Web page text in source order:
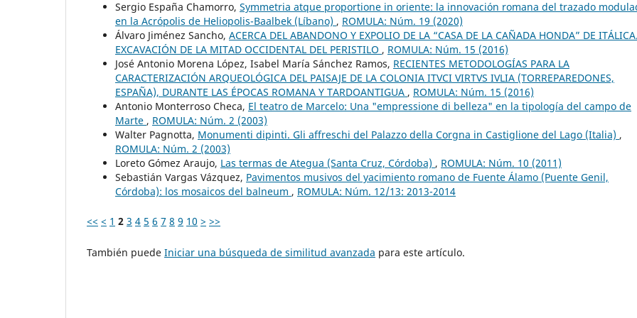
Sergio España Chamorro, Symmetria atque proportione in oriente: la innovación romana del trazado
en la Acrópolis de Heliopolis-Baalbek (Líbano) , ROMULA: Núm. 19 (2020)
Álvaro Jiménez Sancho, ACERCA DEL ABANDONO Y EXPOLIO DE LA “CASA DE LA CAÑADA HONDA” DE
EXCAVACIÓN DE LA MITAD OCCIDENTAL DEL PERISTILO , ROMULA: Núm. 15 (2016)
José Antonio Morena López, Isabel María Sánchez Ramos, RECIENTES METODOLOGÍAS PARA LA
CARACTERIZACIÓN ARQUEOLÓGICA DEL PAISAJE DE LA COLONIA ITVCI VIRTVS IVLIA (TORREPAREDONES,
ESPAÑA), DURANTE LAS ÉPOCAS ROMANA Y TARDOANTIGUA , ROMULA: Núm. 15 (2016)
Antonio Monterroso Checa, El teatro de Marcelo: Una "empressione di belleza" en la tipología del campo de
Marte , ROMULA: Núm. 2 (2003)
Walter Pagnotta, Monumenti dipinti. Gli affreschi del Palazzo della Corgna in Castiglione del Lago (Italia) ,
ROMULA: Núm. 2 (2003)
Loreto Gómez Araujo, Las termas de Ategua (Santa Cruz, Córdoba) , ROMULA: Núm. 10 (2011)
Sebastián Vargas Vázquez, Pavimentos musivos del yacimiento romano de Fuente Álamo (Puente Genil,
Córdoba): los mosaicos del balneum , ROMULA: Núm. 12/13: 2013-2014
<< < 1 2 3 4 5 6 7 8 9 10 > >>
También puede Iniciar una búsqueda de similitud avanzada para este artículo.